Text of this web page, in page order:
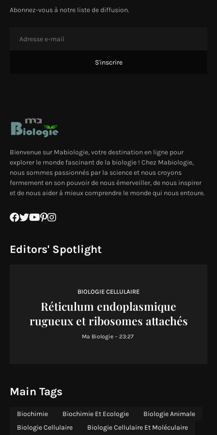
Abonnez-vous à notre liste de diffusion.
Bienvenue sur Mabiologie, votre destination en ligne pour
explorer le monde fascinant de la biologie ! Chez Mabiologie,
nous sommes passionnés par la science et nous croyons
fermement en son pouvoir de nous émerveiller, de nous inspirer
et de nous aider à mieux comprendre le monde qui nous entoure.
Editors' Spotlight
BIOLOGIE CELLULAIRE
Réticulum endoplasmique
rugueux et ribosomes attachés
Ma Biologie - 23:27
Main Tags
Biochimie Biochimie Et Ecologie
Biologie Animale
Biologie Cellulaire
Biologie Cellulaire Et Moléculaire